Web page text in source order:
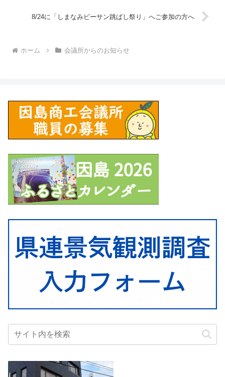
8/24に「しまなみビーサン跳ばし祭り」へご参加の方へ
ホーム 会議所からのお知らせ